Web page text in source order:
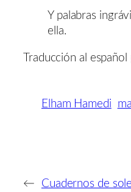
Y palabras
ella.
Traducción al
Elham Hamedi
←
Cuadernos de